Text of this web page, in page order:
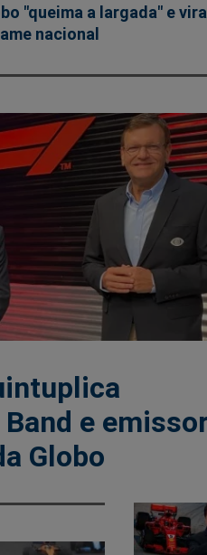
"queima a largada" e vira
nacional
e
Globo